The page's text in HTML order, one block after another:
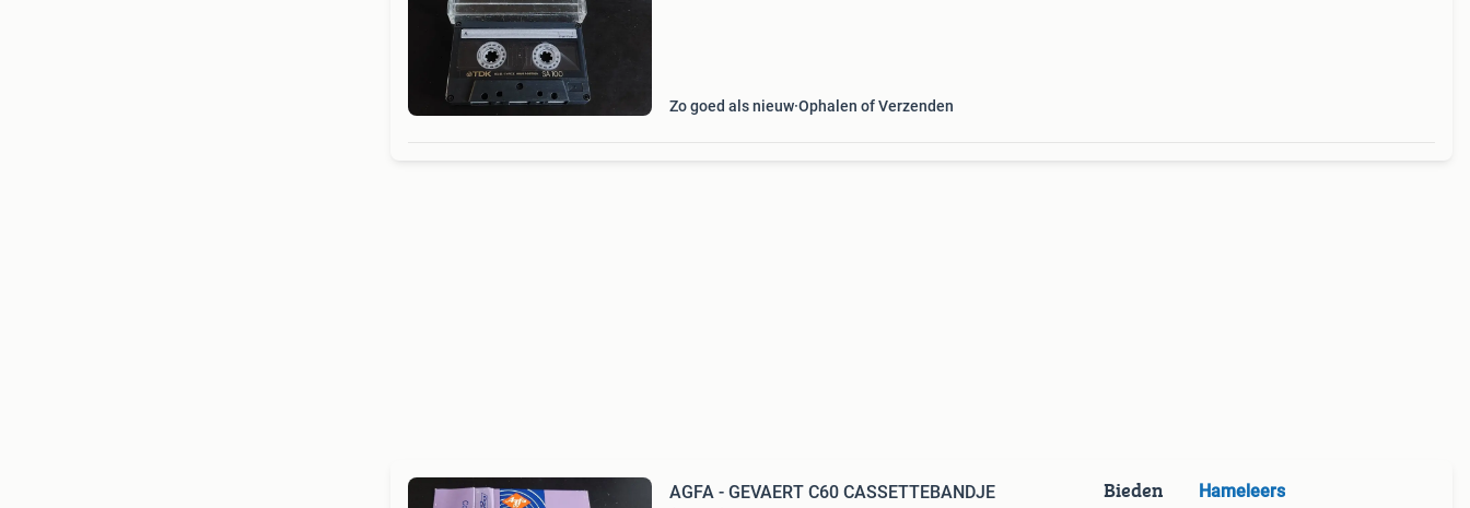
Zo goed als nieuw Ophalen of Verzenden
AGFA - GEVAERT C60 CASSETTEBANDJE
Bieden Hameleers